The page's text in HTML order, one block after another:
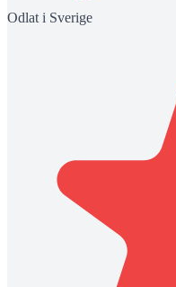
Odlat i Sverige